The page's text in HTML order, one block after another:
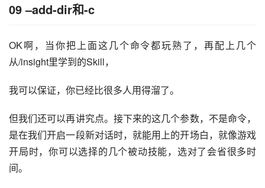
09 –add-dir和-c
OK啊，当你把上面这几个命令都玩熟了，再配上几个
从/insight里学到的Skill，
我可以保证，你已经比很多人用得溜了。
但我们还可以再讲究点。接下来的这几个参数，不是命令，
是在我们开启一段新对话时，就能用上的开场白，就像游戏
开局时，你可以选择的几个被动技能，选对了会省很多时
间。